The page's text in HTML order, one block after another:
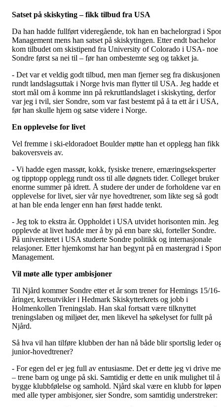
Satset på skiskyting – fikk tilbud fra USA
Da han hadde fullført videregående, tok han en bachelorgrad i
Management mens han satset på skiskytingen. Etter endt bachelor
kom tilbudet om skistipend fra University of Colorado i USA- noe
Sondre først sa nei til – før han ombestemte seg og takket ja.
- Det var et veldig godt tilbud, men man fjerner seg fra diskusjonen
rundt landslagsuttak i Norge hvis man flytter til USA. Jeg hadde et
stort mål om å komme inn på rekruttlandslaget i skiskyting, derfor
var jeg i tvil, sier Sondre, som var fast bestemt på å ta ett år i USA,
før han skulle hjem og satse videre i Norge.
En opplevelse for livet
Vel fremme i ski-eldoradoet Boulder møtte han et opplegg han fikk
bakoversveis av.
- Vi hadde egen massør, kokk, fysiske trenere, ernæringseksperter
og tipptopp opplegg rundt oss til alle døgnets tider. Colleget bruker
enorme summer på idrett. Å studere der under de forholdene var en
opplevelse for livet, sier vår nye hovedtrener, som likte seg så godt
at han ble enda lenger enn han først hadde tenkt.
- Jeg tok to ekstra år. Oppholdet i USA utvidet horisonten min. Jeg
opplevde at livet hadde mer å by på enn bare ski, forteller Sondre.
På universitetet i USA studerte Sondre politikk og internasjonale
relasjoner. Etter hjemkomst har han begynt på en mastergrad i
Management.
Vil møte alle typer ambisjoner
Til Njård kommer Sondre etter et år som trener for Hemings 15/16-
åringer, kretsutvikler i Hedmark Skiskytterkrets og jobb i
Holmenkollen Treningslab. Han skal fortsatt være tilknyttet
treningslaben og miljøet der, men likevel ha søkelyset for fullt på
Njård.
Så hva vil han tilføre klubben der han nå både blir sportslig leder
junior-hovedtrener?
- For egen del er jeg full av entusiasme. Det er dette jeg vi drive
– trene barn og unge på ski. Samtidig er dette en unik mulighet til å
bygge klubbfølelse og samhold. Njård skal være en klubb for
med alle typer ambisjoner, sier Sondre, som samtidig understreker: